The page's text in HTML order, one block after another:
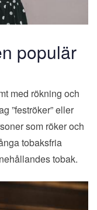
populär
med rökning och
”feströker” eller
som röker och
tobaksfria
tobak.